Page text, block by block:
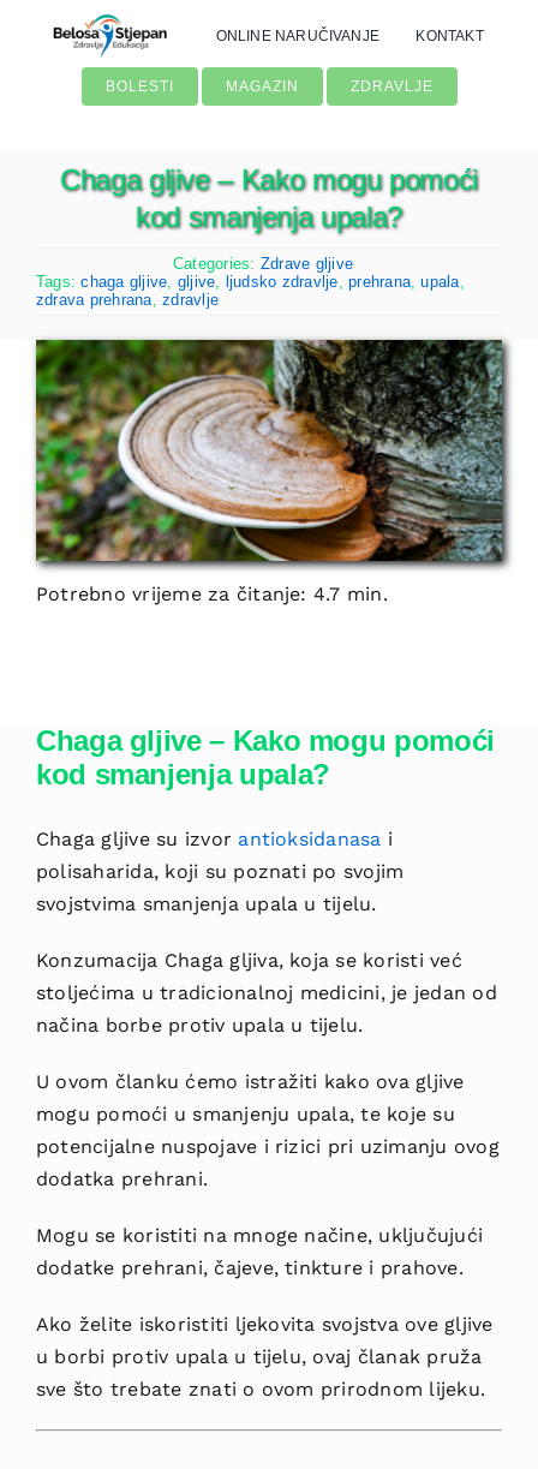
ONLINE NARUČIVANJE KONTAKT
BOLESTI MAGAZIN ZDRAVLJE
Chaga gljive – Kako mogu pomoći
kod smanjenja upala?
Categories: Zdrave gljive
Tags:chaga gljive gljive ljudsko zdravlje ,prehrana ,upala
zdrava prehrana ,zdravlje
Potrebno vrijeme za čitanje: 4.7 min.
Chaga gljive – Kako mogu pomoći
kod smanjenja upala?
Chaga gljive su izvor antioksidanasa i
polisaharida, koji su poznati po svojim
svojstvima smanjenja upala u tijelu.
Konzumacija Chaga gljiva, koja se koristi već
stoljećima u tradicionalnoj medicini, je jedan od
načina borbe protiv upala u tijelu.
U ovom članku ćemo istražiti kako ova gljive
mogu pomoći u smanjenju upala, te koje su
potencijalne nuspojave i rizici pri uzimanju ovog
dodatka prehrani.
Mogu se koristiti na mnoge načine, uključujući
dodatke prehrani, čajeve, tinkture i prahove.
Ako želite iskoristiti ljekovita svojstva ove gljive
u borbi protiv upala u tijelu, ovaj članak pruža
sve što trebate znati o ovom prirodnom lijeku.